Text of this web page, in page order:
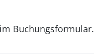
Buchungsformular.